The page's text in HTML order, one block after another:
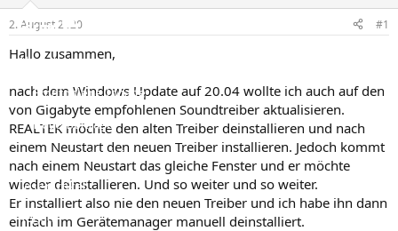
Forum
Aktuelles
Empfohlene Inhalte
Neue Beiträge
Neueste Aktivitäten
Leserartikel
Regeln
l
e
r
t
a
2. August 2020 #1
Hallo zusammen,
nach dem Windows Update auf 20.04 wollte ich auch auf den
von Gigabyte empfohlenen Soundtreiber aktualisieren.
REALTEK möchte den alten Treiber deinstallieren und nach
einem Neustart den neuen Treiber installieren. Jedoch kommt
nach einem Neustart das gleiche Fenster und er möchte
wieder deinstallieren. Und so weiter und so weiter.
Er installiert also nie den neuen Treiber und ich habe ihn dann
einfach im Gerätemanager manuell deinstalliert.